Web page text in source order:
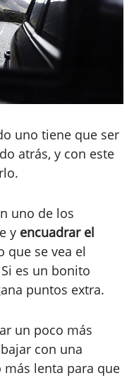
uno tiene que ser
atrás, y con este
uno de los
y encuadrar el
se vea el
es un bonito
puntos extra.
un poco más
con una
más lenta para que